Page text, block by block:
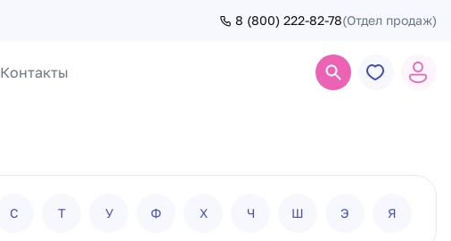
8 (800) 222-82-78(Отдел продаж)
Контакты
С Т У Ф Х Ч Ш Э Я